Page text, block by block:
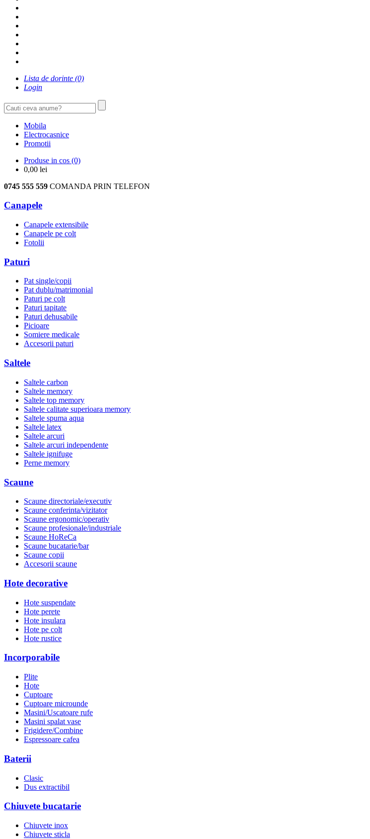
Lista de dorinte (0)
Login
Mobila
Electrocasnice
Promotii
Produse in cos (0)
0,00 lei
0745 555 559 COMANDA PRIN TELEFON
Canapele
Canapele extensibile
Canapele pe colt
Fotolii
Paturi
Pat single/copii
Pat dublu/matrimonial
Paturi pe colt
Paturi tapitate
Paturi dehusabile
Picioare
Somiere medicale
Accesorii paturi
Saltele
Saltele carbon
Saltele memory
Saltele top memory
Saltele calitate superioara memory
Saltele spuma aqua
Saltele latex
Saltele arcuri
Saltele arcuri independente
Saltele ignifuge
Perne memory
Scaune
Scaune directoriale/executiv
Scaune conferinta/vizitator
Scaune ergonomic/operativ
Scaune profesionale/industriale
Scaune HoReCa
Scaune bucatarie/bar
Scaune copii
Accesorii scaune
Hote decorative
Hote suspendate
Hote perete
Hote insulara
Hote pe colt
Hote rustice
Incorporabile
Plite
Hote
Cuptoare
Cuptoare microunde
Masini/Uscatoare rufe
Masini spalat vase
Frigidere/Combine
Espressoare cafea
Baterii
Clasic
Dus extractibil
Chiuvete bucatarie
Chiuvete inox
Chiuvete sticla